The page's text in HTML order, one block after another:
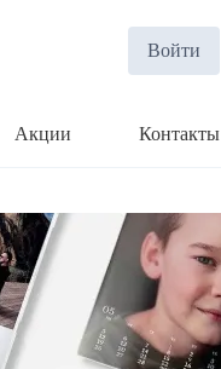
Войти
Акции Контакты